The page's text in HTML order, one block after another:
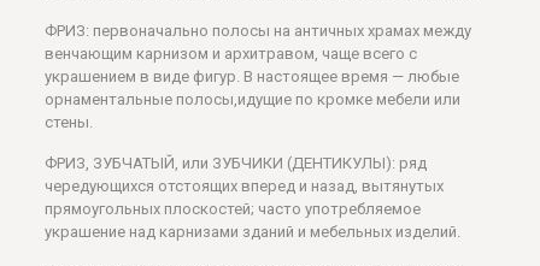
ФРИЗ: первоначально полосы на античных храмах между
венчающим карнизом и архитравом, чаще всего с
украшением в виде фигур. В настоящее время — любые
орнаментальные полосы,идущие по кромке мебели или
стены.
ФРИЗ, ЗУБЧАТЫЙ, или ЗУБЧИКИ (ДЕНТИКУЛЫ): ряд
чередующихся отстоящих вперед и назад, вытянутых
прямоугольных плоскостей; часто употребляемое
украшение над карнизами зданий и мебельных изделий.